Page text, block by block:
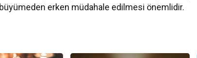
erken müdahale edilmesi önemlidir.